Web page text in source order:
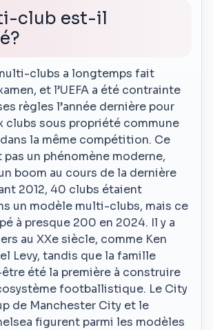
club est-il
clubs a longtemps fait
et l’UEFA a été contrainte
règles l’année dernière pour
clubs sous propriété commune
la même compétition. Ce
pas un phénomène moderne,
boom au cours de la dernière
2012, 40 clubs étaient
un modèle multi-clubs, mais ce
à presque 200 en 2024. Il y a
au XXe siècle, comme Ken
Levy, tandis que la famille
été la première à construire
footballistique. Le City
de Manchester City et le
figurent parmi les modèles